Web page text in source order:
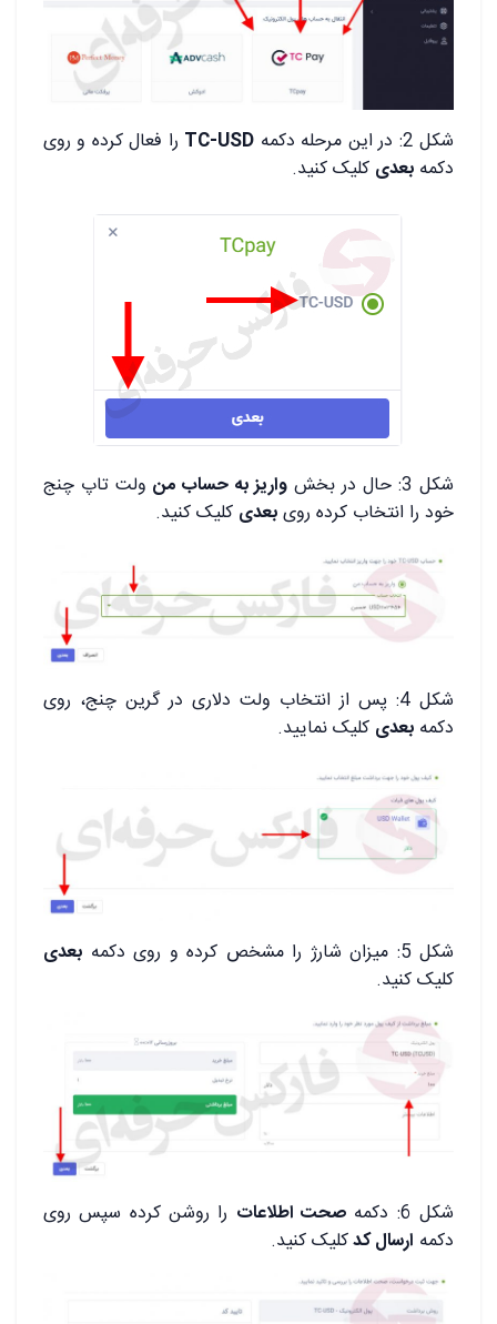
شکل 2: در این مرحله دکمه TC-USD را فعال کرده و روی
دکمه بعدی کلیک کنید.
شکل 3: حال در بخش واریز به حساب من ولت تاپ چنج
خود را انتخاب کرده رویبعدی کلیک کنید.
شکل 4: پس از انتخاب ولت دلاری در گرین چنج، روی
دکمه بعدی کلیک نمایید.
شکل 5: میزان شارژ را مشخص کرده و روی دکمه
بعدی
کلیک کنید.
شکل 6: دکمه صحت اطلاعات را روشن کرده سپس روی
دکمه ارسال کدکلیک کنید.